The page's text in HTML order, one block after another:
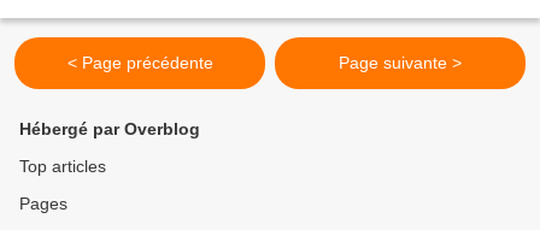
< Page précédente Page suivante >
Hébergé par Overblog
Top articles
Pages